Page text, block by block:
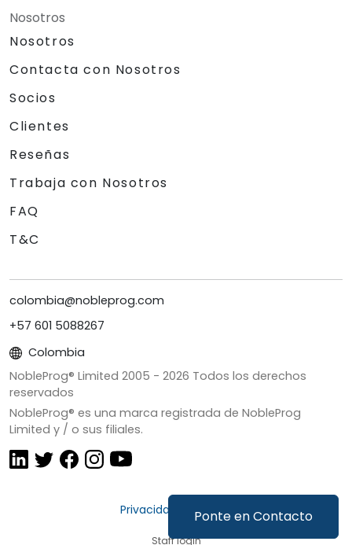
Ponte en Contacto
Nosotros
Nosotros
Contacta con Nosotros
Socios
Clientes
Reseñas
Trabaja con Nosotros
FAQ
T&C
colombia@nobleprog.com
+57 601 5088267
Colombia
NobleProg® Limited 2005 - 2026 Todos los derechos
reservados
NobleProg® es una marca registrada de NobleProg
Limited y / o sus filiales.
Privacidad y Cookies
Staff login